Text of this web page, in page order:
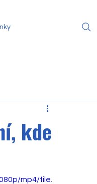
kde
mp4/file.